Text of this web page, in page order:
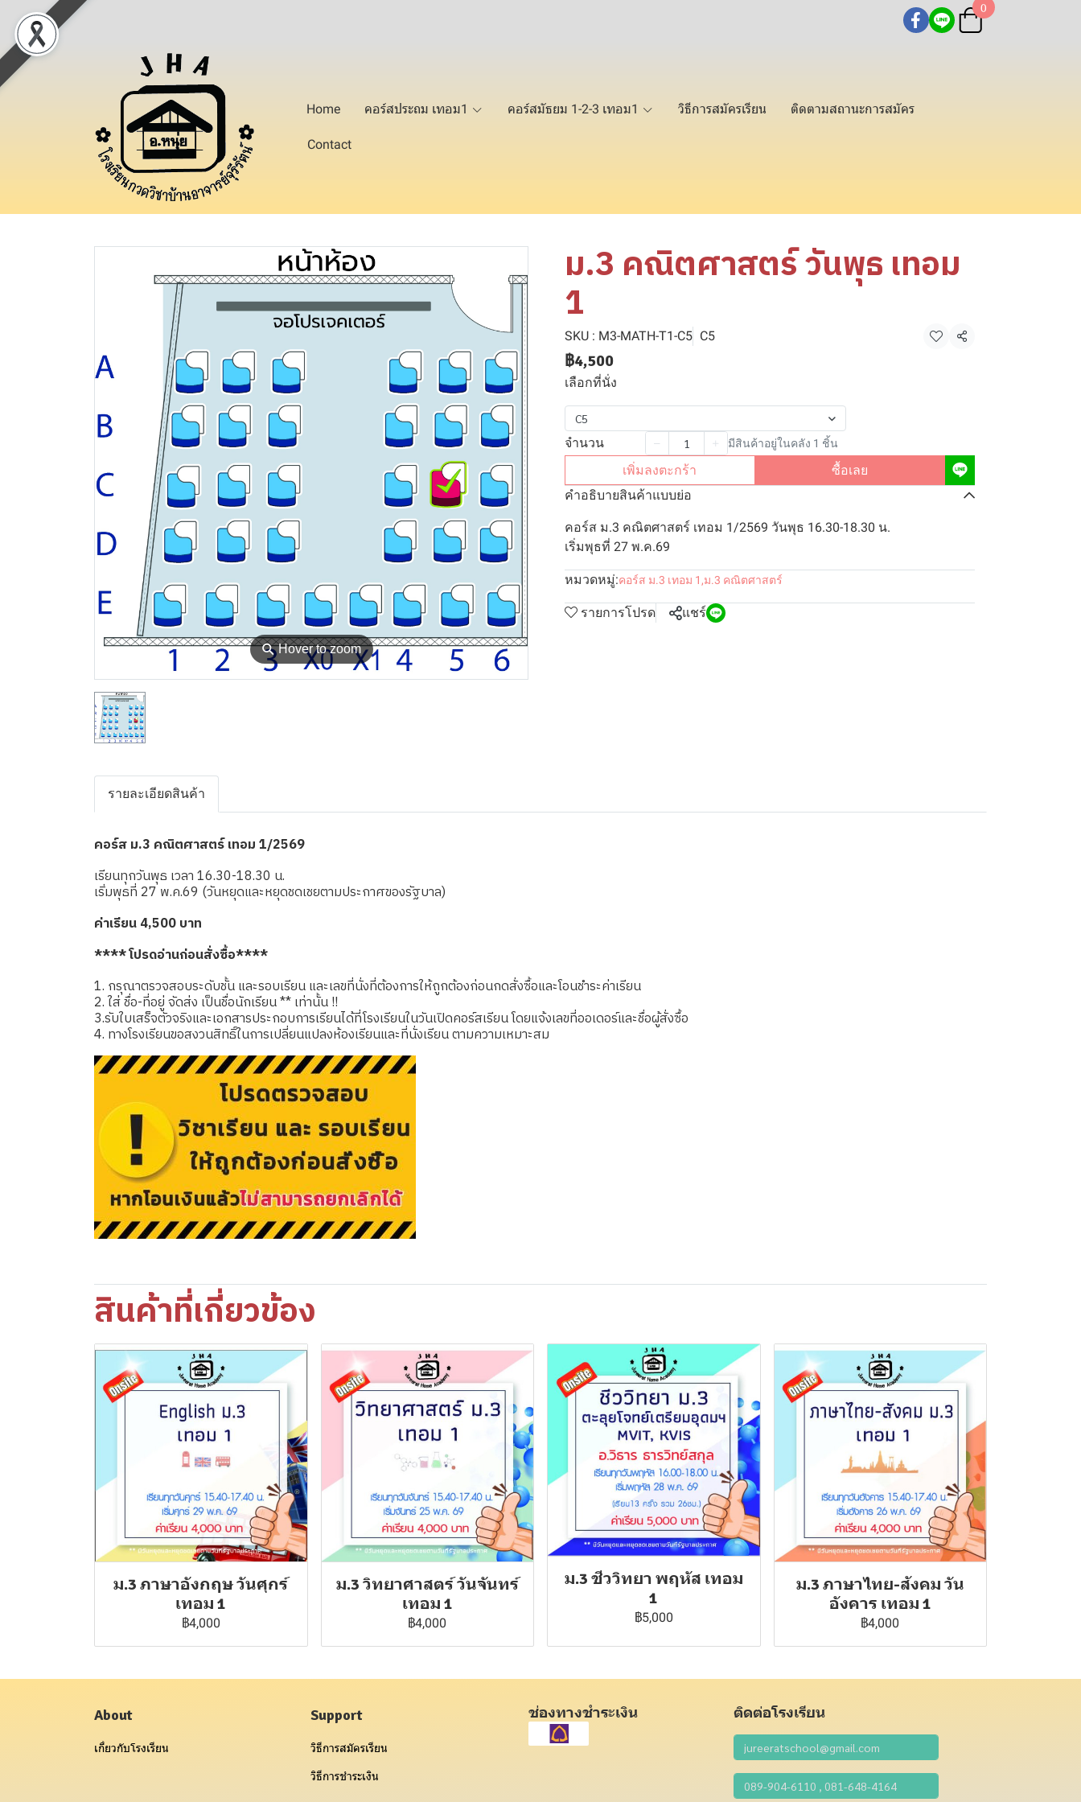
0
Home คอร์สประถม เทอม1 คอร์สมัธยม 1-2-3 เทอม1 วิธีการสมัครเรียน ติดตามสถานะการสมัคร
Contact
⚲Hover to zoom
ม.3 คณิตศาสตร์ วันพุธ เทอม
1
SKU : M3-MATH-T1-C5 C5 แชร์
฿4,500
เลือกที่นั่ง
C5
จำนวน มีสินค้าอยู่ในคลัง 1 ชิ้น
เพิ่มลงตะกร้า
ซื้อเลย
คำอธิบายสินค้าแบบย่อ
คอร์ส ม.3 คณิตศาสตร์ เทอม 1/2569 วันพุธ 16.30-18.30 น.
เริ่มพุธที่ 27 พ.ค.69
หมวดหมู่:คอร์ส ม.3 เทอม 1 ,ม.3 คณิตศาสตร์
รายการโปรด แชร์
รายละเอียดสินค้า
คอร์ส ม.3 คณิตศาสตร์ เทอม 1/2569
เรียนทุกวันพุธ เวลา 16.30-18.30 น.
เริ่มพุธที่ 27 พ.ค.69 (วันหยุดและหยุดชดเชยตามประกาศของรัฐบาล)
ค่าเรียน 4,500 บาท
**** โปรดอ่านก่อนสั่งซื้อ****
1. กรุณาตรวจสอบระดับชั้น และรอบเรียน และเลขที่นั่งที่ต้องการให้ถูกต้องก่อนกดสั่งซื้อและโอนชำระค่าเรียน
2. ใส่ ชื่อ-ที่อยู่ จัดส่ง เป็นชื่อนักเรียน ** เท่านั้น !!
3.รับใบเสร็จตัวจริงและเอกสารประกอบการเรียนได้ที่โรงเรียนในวันเปิดคอร์สเรียน โดยแจ้งเลขที่ออเดอร์และชื่อผู้สั่งซื้อ
4. ทางโรงเรียนขอสงวนสิทธิ์ในการเปลี่ยนแปลงห้องเรียนและที่นั่งเรียน ตามความเหมาะสม
สินค้าที่เกี่ยวข้อง
ม.3 ภาษาอังกฤษ วันศุกร์
เทอม 1
฿4,000
ม.3 วิทยาศาสตร์ วันจันทร์
เทอม 1
฿4,000
ม.3 ชีววิทยา พฤหัส เทอม
1
฿5,000
ม.3 ภาษาไทย-สังคม วัน
อังคาร เทอม 1
฿4,000
About
เกี่ยวกับโรงเรียน
Support
วิธีการสมัครเรียน
วิธีการชำระเงิน
ช่องทางชำระเงิน ติดต่อโรงเรียน